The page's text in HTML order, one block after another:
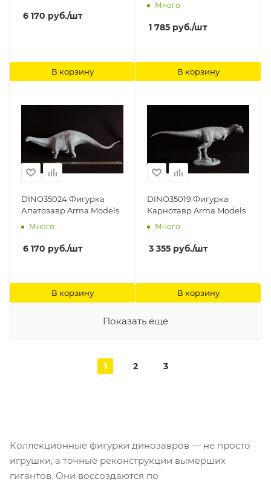
6 170 руб./шт
В корзину
Много
1 785 руб./шт
В корзину
DINO35024 Фигурка
Апатозавр Arma Models
Много
6 170 руб./шт
В корзину
DINO35019 Фигурка
Карнотавр Arma Models
Много
3 355 руб./шт
В корзину
Показать еще
1 2 3
Коллекционные фигурки динозавров — не просто
игрушки, а точные реконструкции вымерших
гигантов. Они воссоздаются по